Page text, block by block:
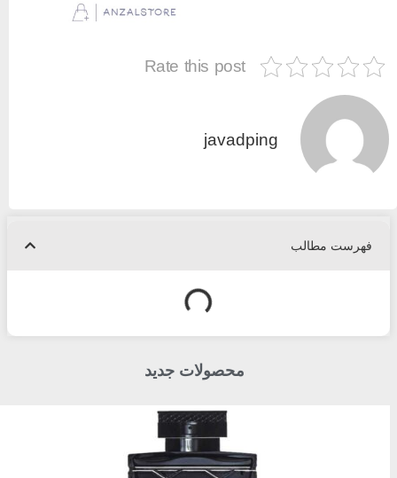
Rate this post
javadping
فهرست مطالب
محصولات جدید